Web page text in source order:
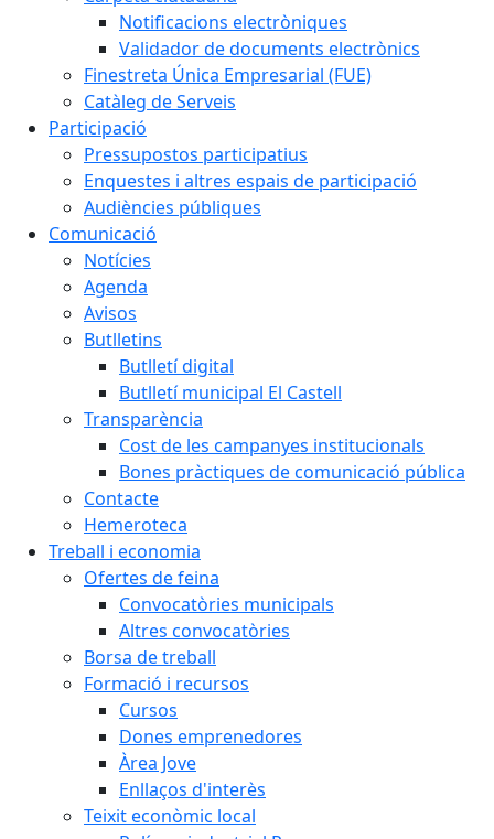
Notificacions electròniques
Validador de documents electrònics
Finestreta Única Empresarial (FUE)
Catàleg de Serveis
Participació
Pressupostos participatius
Enquestes i altres espais de participació
Audiències públiques
Comunicació
Notícies
Agenda
Avisos
Butlletins
Butlletí digital
Butlletí municipal El Castell
Transparència
Cost de les campanyes institucionals
Bones pràctiques de comunicació pública
Contacte
Hemeroteca
Treball i economia
Ofertes de feina
Convocatòries municipals
Altres convocatòries
Borsa de treball
Formació i recursos
Cursos
Dones emprenedores
Àrea Jove
Enllaços d'interès
Teixit econòmic local